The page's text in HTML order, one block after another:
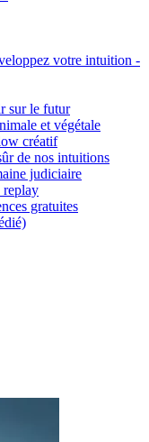
votre intuition -
sur le futur
et végétale
créatif
de nos intuitions
judiciaire
replay
gratuites